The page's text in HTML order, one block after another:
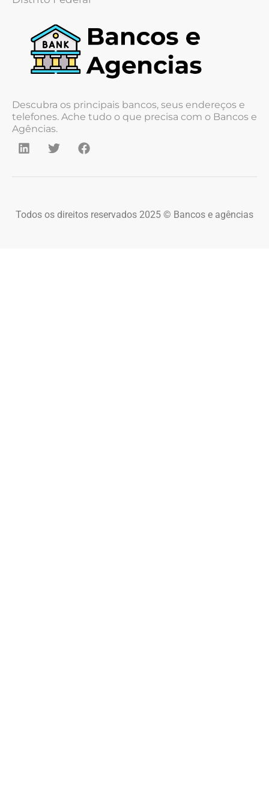
Descubra os principais bancos, seus endereços e
telefones. Ache tudo o que precisa com o Bancos e
Agências.
Todos os direitos reservados 2025 © Bancos e agências